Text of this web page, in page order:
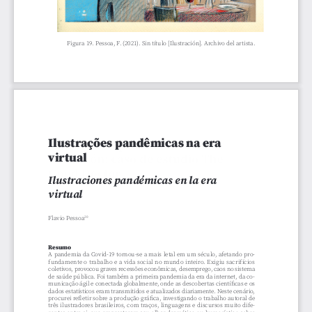
Figura 19. Pessoa, F. (2021). Sin título [Ilustración]. Archivo del artista.
Ilustrações pandêmicas na era
virtual
Ilustraciones pandémicas en la era
virtual
Flavio Pessoa20
Resumo
A pandemia da Covid-19 tornou-se a mais letal em um século, afetando pro-
fundamente o trabalho e a vida social no mundo inteiro. Exigiu sacrifícios
coletivos, provocou graves recessões econômicas, desemprego, caos no sistema
de saúde pública. Foi também a primeira pandemia da era da internet, da co-
municação ágil e conectada globalmente, onde as descobertas científicas e os
dados estatísticos eram transmitidos e atualizados diariamente. Neste cenário,
procurei refletir sobre a produção gráfica, investigando o trabalho autoral de
três ilustradores brasileiros, com traços, linguagens e discursos muito dife-